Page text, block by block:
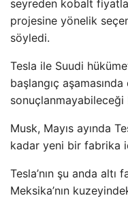
seyreden kobalt
projesine yönelik
söyledi.
Tesla ile Suudi
başlangıç
Musk, Mayıs ayında
kadar yeni bir fabrika
Tesla’nın şu anda
Meksika’nın